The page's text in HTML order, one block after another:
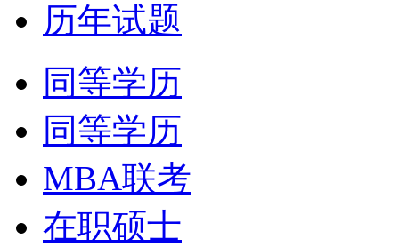
历年试题
同等学历
同等学历
MBA联考
在职硕士